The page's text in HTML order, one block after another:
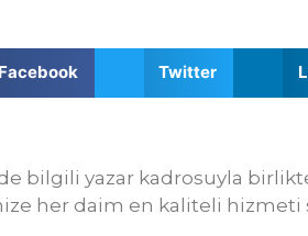
Facebook Twitter
bilgili yazar kadrosuyla
her daim en kaliteli hizmeti